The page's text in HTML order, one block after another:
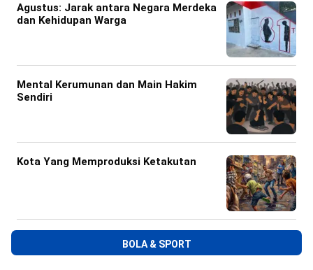
Agustus: Jarak antara Negara Merdeka
dan Kehidupan Warga
Mental Kerumunan dan Main Hakim
Sendiri
Kota Yang Memproduksi Ketakutan
BOLA & SPORT